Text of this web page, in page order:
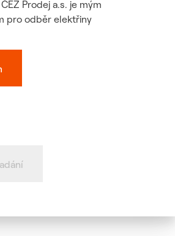
Prodej a.s. je mým
pro odběr elektřiny